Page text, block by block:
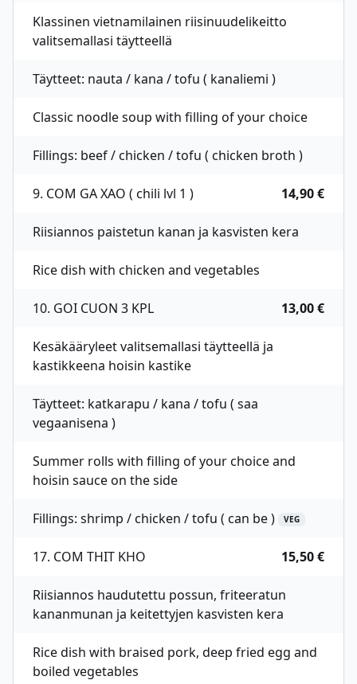
Klassinen vietnamilainen riisinuudelikeitto
valitsemallasi täytteellä
Täytteet: nauta / kana / tofu ( kanaliemi )
Classic noodle soup with filling of your choice
Fillings: beef / chicken / tofu ( chicken broth )
9. COM GA XAO ( chili lvl 1 ) 14,90 €
Riisiannos paistetun kanan ja kasvisten kera
Rice dish with chicken and vegetables
10. GOI CUON 3 KPL 13,00 €
Kesäkääryleet valitsemallasi täytteellä ja
kastikkeena hoisin kastike
Täytteet: katkarapu / kana / tofu ( saa
vegaanisena )
Summer rolls with filling of your choice and
hoisin sauce on the side
Fillings: shrimp / chicken / tofu ( can be ) VEG
17. COM THIT KHO 15,50 €
Riisiannos haudutettu possun, friteeratun
kananmunan ja keitettyjen kasvisten kera
Rice dish with braised pork, deep fried egg and
boiled vegetables